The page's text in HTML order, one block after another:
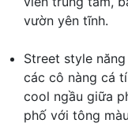
vườn yên tĩnh.
Street style
các cô nàng cá
cool ngầu giữa
phố với tông